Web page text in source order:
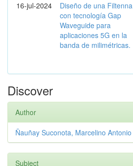
16-jul-2024
Diseño de una Filtenna
con tecnología Gap
Waveguide para
aplicaciones 5G en la
banda de milimétricas.
Discover
Author
Ñauñay Suconota, Marcelino Antonio
Subject